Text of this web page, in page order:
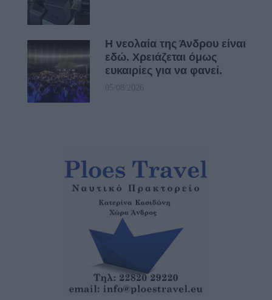
Η νεολαία της Άνδρου είναι
εδώ. Χρειάζεται όμως
ευκαιρίες για να φανεί.
05/08/2026